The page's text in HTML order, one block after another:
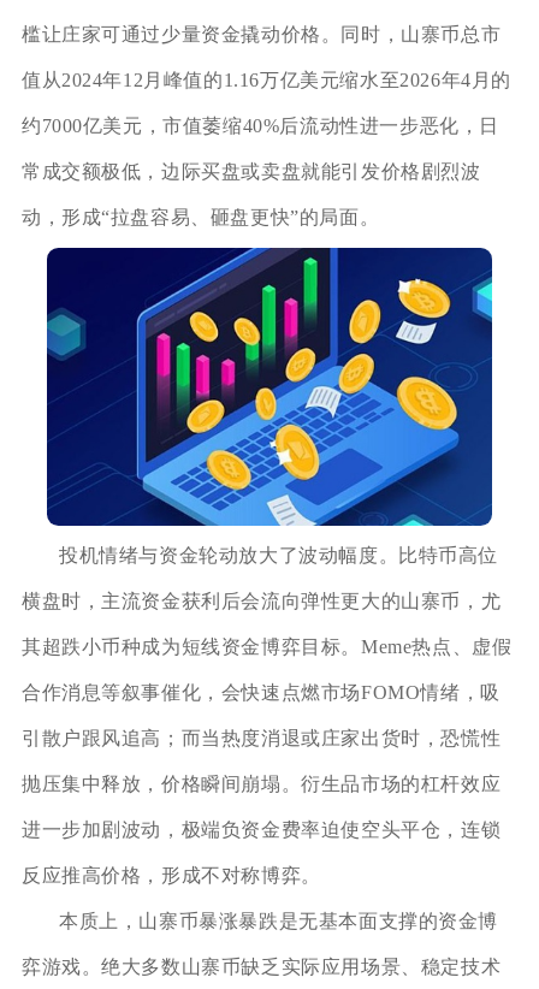
槛让庄家可通过少量资金撬动价格。同时，山寨币总市
值从2024年12月峰值的1.16万亿美元缩水至2026年4月的
约7000亿美元，市值萎缩40%后流动性进一步恶化，日
常成交额极低，边际买盘或卖盘就能引发价格剧烈波
动，形成“拉盘容易、砸盘更快”的局面。
投机情绪与资金轮动放大了波动幅度。比特币高位
横盘时，主流资金获利后会流向弹性更大的山寨币，尤
其超跌小币种成为短线资金博弈目标。Meme热点、虚假
合作消息等叙事催化，会快速点燃市场FOMO情绪，吸
引散户跟风追高；而当热度消退或庄家出货时，恐慌性
抛压集中释放，价格瞬间崩塌。衍生品市场的杠杆效应
进一步加剧波动，极端负资金费率迫使空头平仓，连锁
反应推高价格，形成不对称博弈。
本质上，山寨币暴涨暴跌是无基本面支撑的资金博
弈游戏。绝大多数山寨币缺乏实际应用场景、稳定技术